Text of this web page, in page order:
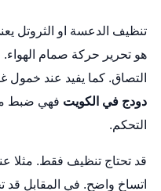
تنظيف الدعسة او الثروتل
هو تحرير حركة صمام الهواء.
التصاق. كما يفيد عند خمول
دودج في الكويت فهي ضبط
التحكم.
قد تحتاج تنظيف فقط. مثلا
اتساخ واضح. في المقابل